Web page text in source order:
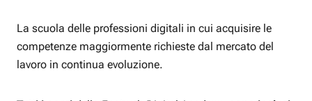
La scuola delle professioni digitali in cui acquisire le
competenze maggiormente richieste dal mercato del
lavoro in continua evoluzione.